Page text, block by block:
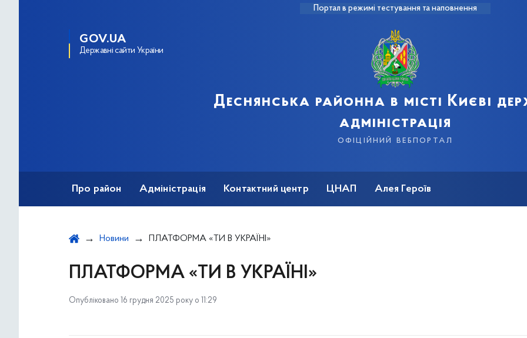
Портал в режимі тестування та наповнення
GOV.UA
Державні сайти України
Деснянська районна в місті Києві
адміністрація
офіційний вебпортал
Про район Адміністрація Контактний центр ЦНАП Алея Героїв
Новини ПЛАТФОРМА «ТИ В УКРАЇНІ»
ПЛАТФОРМА «ТИ В УКРАЇНІ»
Опубліковано 16 грудня 2025 року о 11:29